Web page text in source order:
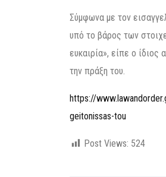
Σύμφωνα με τον
υπό το βάρος των
ευκαιρία», είπε ο
την πράξη του.
https://
geitonissas-tou
Post Views: 524